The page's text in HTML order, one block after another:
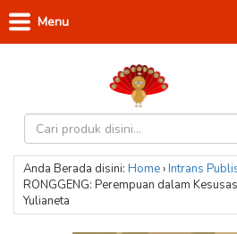
Menu
Anda Berada disini: Home›Intrans
RONGGENG: Perempuan dalam
Yulianeta